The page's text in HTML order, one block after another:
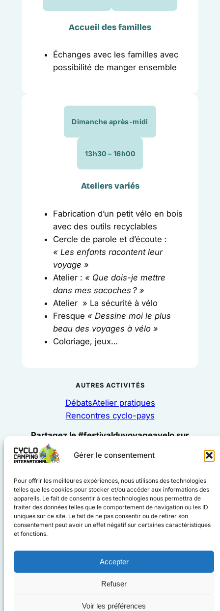
Gérer le consentement
Pour offrir les meilleures expériences, nous utilisons des technologies
telles que les cookies pour stocker et/ou accéder aux informations des
appareils. Le fait de consentir à ces technologies nous permettra de
traiter des données telles que le comportement de navigation ou les ID
uniques sur ce site. Le fait de ne pas consentir ou de retirer son
consentement peut avoir un effet négatif sur certaines caractéristiques
et fonctions.
Accepter
Refuser
Voir les préférences
Accueil des familles
Échanges avec les familles avec
possibilité de manger ensemble
Dimanche après-midi
13h30 – 16h00
Ateliers variés
Fabrication d’un petit vélo en bois
avec des outils recyclables
Cercle de parole et d’écoute :
« Les enfants racontent leur
voyage »
Atelier : « Que dois-je mettre
dans mes sacoches ? »
Atelier » La sécurité à vélo
Fresque « Dessine moi le plus
beau des voyages à vélo »
Coloriage, jeux…
AUTRES ACTIVITÉS
DébatsAtelier pratiques
Rencontres cyclo-pays
Partagez le #festivalduvoyageavelo sur
#voyageàvélo
Facebook Instagram
www.cyclo-camping.international